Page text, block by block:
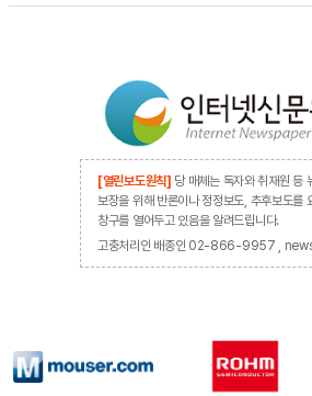
[열린보도원칙] 당 매체는 독자와 취재원 등
보장을 위해 반론이나 정정보도, 추후보도를
창구를 열어두고 있음을 알려드립니다.
고충처리인 배종인 02-866-9957 ,